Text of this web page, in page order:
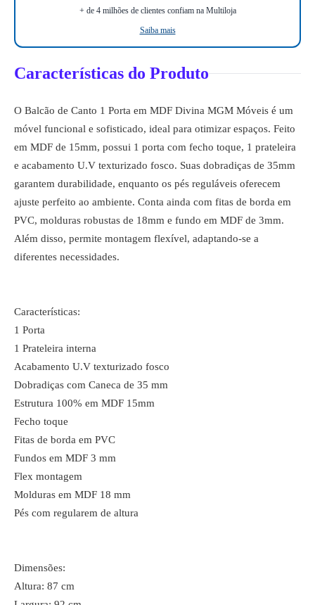
+ de 4 milhões de clientes confiam na Multiloja
Saiba mais
Características do Produto
O Balcão de Canto 1 Porta em MDF Divina MGM Móveis é um
móvel funcional e sofisticado, ideal para otimizar espaços. Feito
em MDF de 15mm, possui 1 porta com fecho toque, 1 prateleira
e acabamento U.V texturizado fosco. Suas dobradiças de 35mm
garantem durabilidade, enquanto os pés reguláveis oferecem
ajuste perfeito ao ambiente. Conta ainda com fitas de borda em
PVC, molduras robustas de 18mm e fundo em MDF de 3mm.
Além disso, permite montagem flexível, adaptando-se a
diferentes necessidades.
Características:
1 Porta
1 Prateleira interna
Acabamento U.V texturizado fosco
Dobradiças com Caneca de 35 mm
Estrutura 100% em MDF 15mm
Fecho toque
Fitas de borda em PVC
Fundos em MDF 3 mm
Flex montagem
Molduras em MDF 18 mm
Pés com regularem de altura
Dimensões:
Altura: 87 cm